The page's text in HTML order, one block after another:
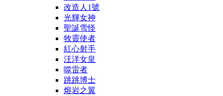
改造人1號
光輝女神
聖誕雪怪
牧靈使者
紅心射手
汪洋女皇
噬雷者
跳跳博士
熔岩之翼